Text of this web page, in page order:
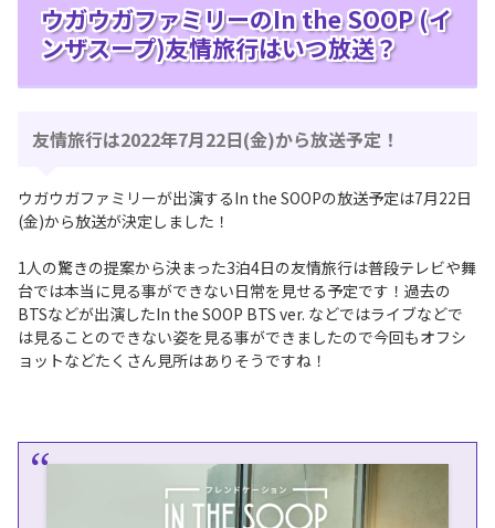
ウガウガファミリーのIn the SOOP (イ
ンザスープ)友情旅行はいつ放送？
友情旅行は2022年7月22日(金)から放送予定！
ウガウガファミリーが出演するIn the SOOPの放送予定は7月22日
(金)から放送が決定しました！
1人の驚きの提案から決まった3泊4日の友情旅行は普段テレビや舞
台では本当に見る事ができない日常を見せる予定です！過去の
BTSなどが出演したIn the SOOP BTS ver. などではライブなどで
は見ることのできない姿を見る事ができましたので今回もオフシ
ョットなどたくさん見所はありそうですね！